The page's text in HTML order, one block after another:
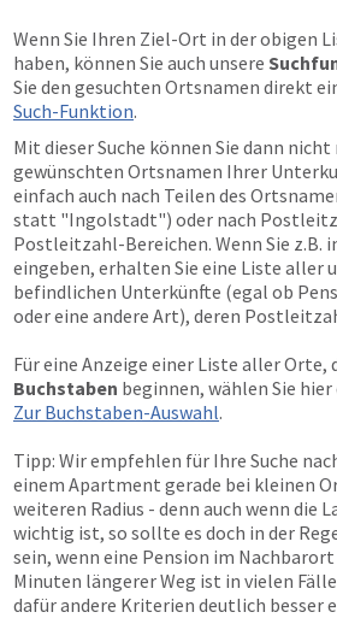
Wenn Sie Ihren Ziel-Ort in der obigen
haben, können Sie auch unsere
Sie den gesuchten Ortsnamen direkt
Such-Funktion.
Mit dieser Suche können Sie dann nicht
gewünschten Ortsnamen Ihrer
einfach auch nach Teilen des
statt "Ingolstadt") oder nach
Postleitzahl-Bereichen. Wenn Sie z.B.
eingeben, erhalten Sie eine Liste aller
befindlichen Unterkünfte (egal ob
oder eine andere Art), deren
Für eine Anzeige einer Liste aller Orte,
Buchstaben beginnen, wählen Sie hier
Zur Buchstaben-Auswahl.
Tipp: Wir empfehlen für Ihre Suche
einem Apartment gerade bei kleinen
weiteren Radius - denn auch wenn die
wichtig ist, so sollte es doch in der
sein, wenn eine Pension im
Minuten längerer Weg ist in vielen
dafür andere Kriterien deutlich besser